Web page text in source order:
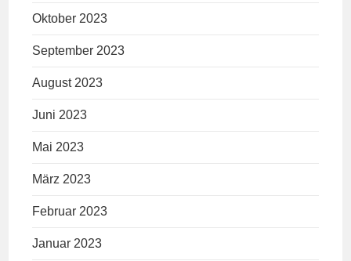
Oktober 2023
September 2023
August 2023
Juni 2023
Mai 2023
März 2023
Februar 2023
Januar 2023